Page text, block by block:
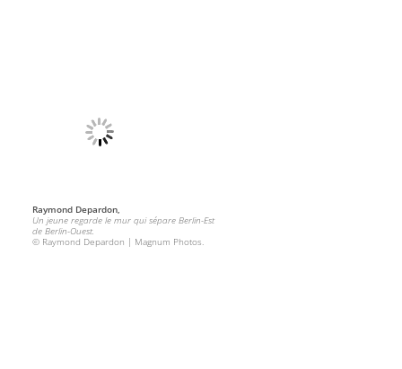
Raymond Depardon,
Un jeune regarde le mur qui sépare Berlin-Est
de Berlin-Ouest.
© Raymond Depardon | Magnum Photos.